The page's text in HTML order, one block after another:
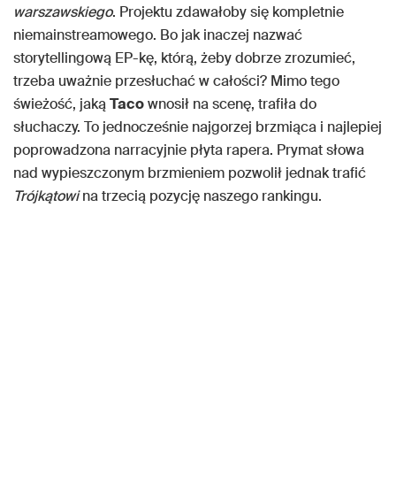
warszawskiego. Projektu zdawałoby się kompletnie
niemainstreamowego. Bo jak inaczej nazwać
storytellingową EP-kę, którą, żeby dobrze zrozumieć,
trzeba uważnie przesłuchać w całości? Mimo tego
świeżość, jakąTacownosił na scenę, trafiła do
słuchaczy. To jednocześnie najgorzej brzmiąca i najlepiej
poprowadzona narracyjnie płyta rapera. Prymat słowa
nad wypieszczonym brzmieniem pozwolił jednak trafić
Trójkątowina trzecią pozycję naszego rankingu.